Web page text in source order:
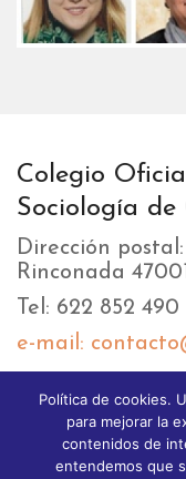
Colegio
Sociología
Dirección
Rinconada
Tel: 622 852 490
e-mail:
LIKEBOX
Política de cookies.
para mejorar la
contenidos de
entendemos que